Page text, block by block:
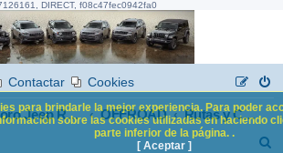
DIRECT, f08c47fec0942fa0
Contactar Cookies
Foro Jeep Renegade OFFROAD
Rutas y Concentraciones
para brindarle la mejor experiencia. Para poder
sobre las cookies utilizadas en haciendo
parte inferior de la página. .
[ Aceptar ]